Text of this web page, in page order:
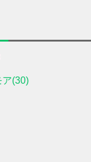
ア(30)